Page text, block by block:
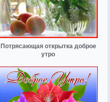
Потрясающая открытка доброе
утро